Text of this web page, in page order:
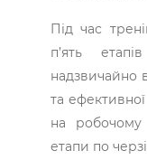
Під час
п’ять
надзвичайно
та
на робочому
етапи по